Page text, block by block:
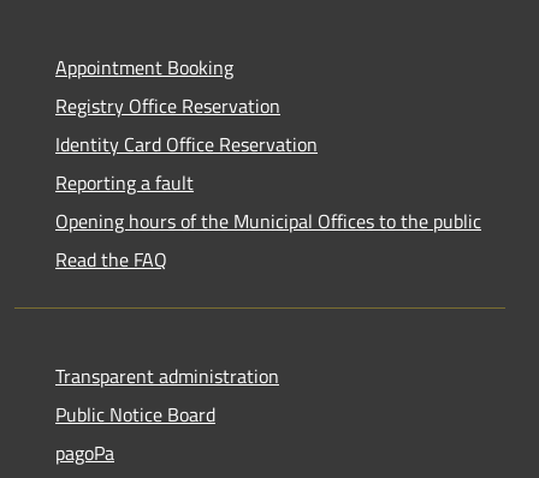
Appointment Booking
Registry Office Reservation
Identity Card Office Reservation
Reporting a fault
Opening hours of the Municipal Offices to the public
Read the FAQ
Transparent administration
Public Notice Board
pagoPa